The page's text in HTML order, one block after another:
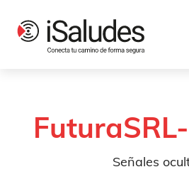
Señales